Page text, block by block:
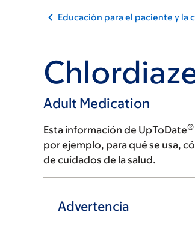
Educación para el paciente y la
Adult Medication
Esta información de UpToDate®
por ejemplo, para qué se usa,
de cuidados de la salud.
Advertencia